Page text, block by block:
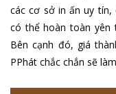
các cơ sở in ấn uy tín,
có thể hoàn toàn yên
Bên cạnh đó, giá
PPhát chắc chắn sẽ